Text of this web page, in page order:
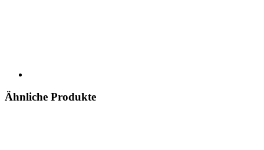
Ähnliche Produkte